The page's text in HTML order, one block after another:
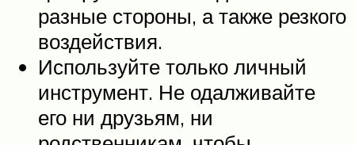
разные стороны, а также резкого
воздействия.
Используйте только личный
инструмент. Не одалживайте
его ни друзьям, ни